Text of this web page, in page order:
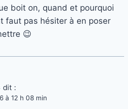
boit on, quand et pourquoi
faut pas hésiter à en poser
😉
dit :
à 12 h 08 min